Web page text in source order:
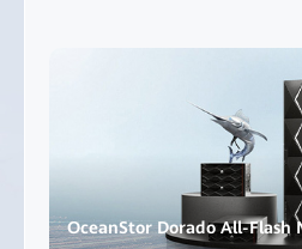
OceanStor Dorado All-Flash